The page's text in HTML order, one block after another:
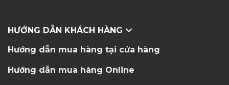
HƯỚNG DẪN KHÁCH HÀNG
Hướng dẫn mua hàng tại cửa hàng
Hướng dẫn mua hàng Online